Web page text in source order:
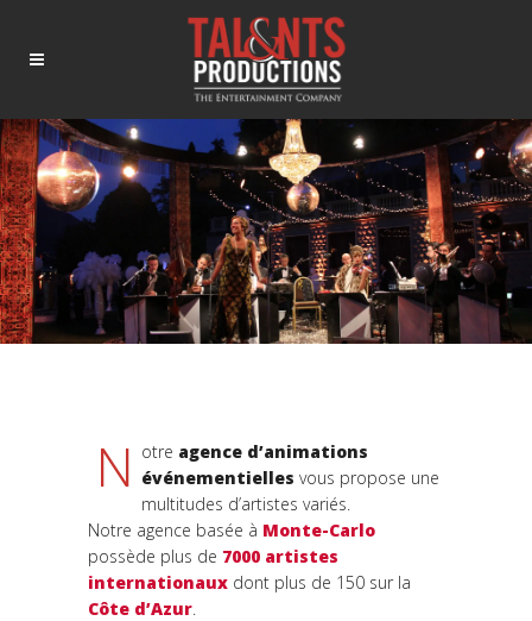
N otre agence d’animations
événementielles vous propose une
multitudes d’artistes variés.
Notre agence basée à Monte-Carlo
possède plus de 7000 artistes
internationaux dont plus de 150 sur la
Côte d’Azur